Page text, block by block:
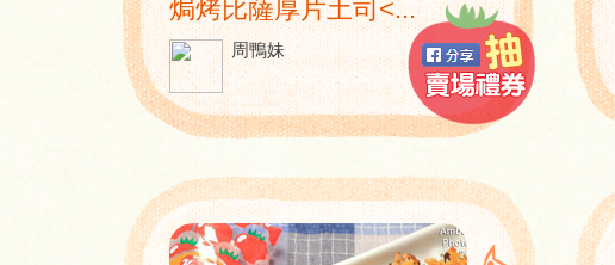
焗烤比薩厚片土司<...
周鴨妹